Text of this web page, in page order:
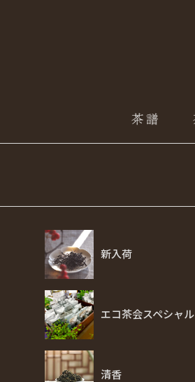
新入荷
エコ茶会スペシャル
清香